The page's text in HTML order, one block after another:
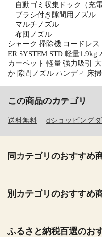
自動ゴミ収集ドック（充電
ブラシ付き隙間用ノズル
マルチノズル
布団ノズル
シャーク 掃除機 コードレ
ER SYSTEM STD 軽量
カーペット 軽量 強力吸引
か 隙間ノズル ハンディ 床
この商品のカテゴリ
送料無料 dショッピング
同カテゴリのおすすめ
別カテゴリのおすすめ
ふるさと納税百選のお